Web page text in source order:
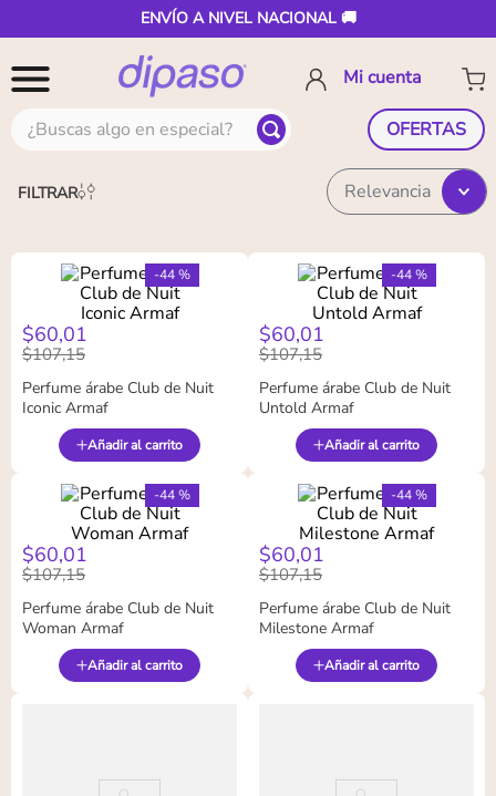
ENVÍO A NIVEL NACIONAL 🚚
¿Buscas algo en especial? OFERTAS
FILTRAR Relevancia
-44 %
$60,01
$107,15
Perfume árabe Club de Nuit
Iconic Armaf
Añadir al carrito
-44 %
$60,01
$107,15
Perfume árabe Club de Nuit
Untold Armaf
Añadir al carrito
-44 %
$60,01
$107,15
Perfume árabe Club de Nuit
Woman Armaf
Añadir al carrito
-44 %
$60,01
$107,15
Perfume árabe Club de Nuit
Milestone Armaf
Añadir al carrito